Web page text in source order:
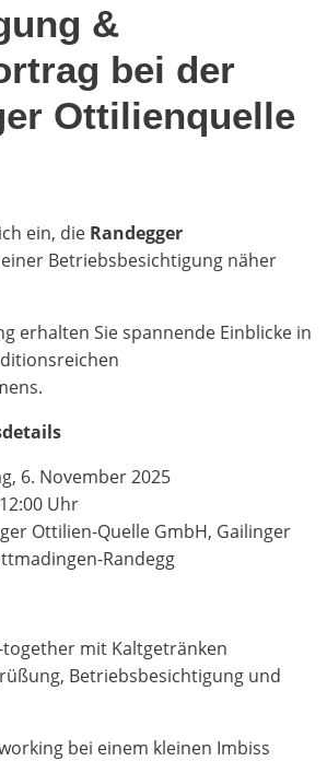
&
bei der
Ottilienquelle
ein, die Randegger
Betriebsbesichtigung näher
erhalten Sie spannende Einblicke in
6. November 2025
Uhr
Quelle GmbH, Gailinger
Randegg
mit Kaltgetränken
Betriebsbesichtigung und
bei einem kleinen Imbiss